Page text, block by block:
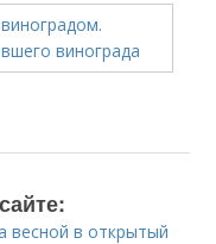
весной в открытый